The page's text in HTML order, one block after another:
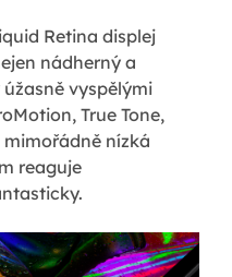
Retina displej
nádherný a
vyspělými
True Tone,
mimořádně nízká
reaguje